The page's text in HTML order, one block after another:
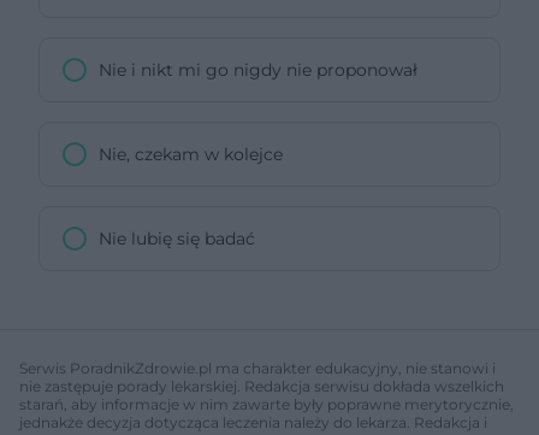
Nie i nikt mi go nigdy nie proponował
Nie, czekam w kolejce
Nie lubię się badać
Serwis PoradnikZdrowie.pl ma charakter edukacyjny, nie stanowi i
nie zastępuje porady lekarskiej. Redakcja serwisu dokłada wszelkich
starań, aby informacje w nim zawarte były poprawne merytorycznie,
jednakże decyzja dotycząca leczenia należy do lekarza. Redakcja i